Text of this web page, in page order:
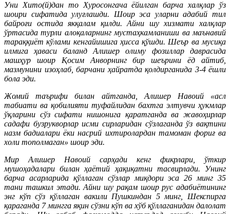
Уни Хито(й)дан то Хуросонгача ёйилган барча халқлар ўз
шоири сифатида улуғлашди. Шоир эса уларни адабий тил
байроғи остида якқалам қилди. Айни шу хизмати халқлар
ўртасида турли алоқаларнинг мустаҳкамланиши ва маънавий
тараққиёт кўлами кенгайишига ҳисса қўшди. Шеър ва мусиқа
илмига ҳаваси баланд Алишер олиму фозиллар даврасида
машҳур шоир Қосим Анворнинг бир шеърини ёд айтиб,
мазмунини изоҳлаб, барчани ҳайратда қолдирганида 3-4 ёшли
бола эди.
Жомий таърифи билан айтганда, Алишер Навоий «асл
табиати ва қобилияти туфайлидан бахтга элтувчи ҳукмлар
ўқларини сўз сифати нишонига қаратганда ва жавоҳирлар
садафи бузрукворлар исми сирларидан сўзлаганда ўз вақтини
назм бадиалари ёки насрий ихтиролардан тамоман фориғ ва
холи тополмаган» шоир эди.
Мир Алишер Навоий сарҳади кенг фикрлари, ўткир
мушоҳадалари билан ҳаётий ҳақиқатни тасвирлади. Унинг
барча асарларида қўллаган сўзлар миқдори эса 26 минг 35
тани ташкил этади. Айни шу рақам шоир рус адабиётининг
энг кўп сўз қўллаган вакили Пушкиндан 5 минг, Шекспирга
қараганда 7 мингга яқин сўзни кўп ва хўб қўллаганидан далолат